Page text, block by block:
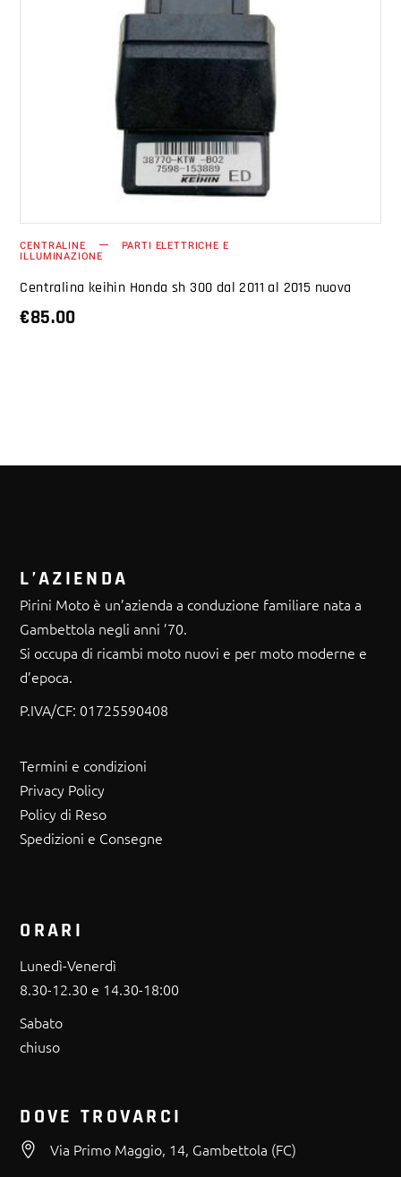
AGGIUNGI AL CARRELLO
CENTRALINE PARTI ELETTRICHE E
ILLUMINAZIONE
Centralina keihin Honda sh 300 dal 2011 al 2015 nuova
€85.00
L’AZIENDA
Pirini Moto è un’azienda a conduzione familiare nata a
Gambettola negli anni ’70.
Si occupa di ricambi moto nuovi e per moto moderne e
d’epoca.
P.IVA/CF: 01725590408
Termini e condizioni
Privacy Policy
Policy di Reso
Spedizioni e Consegne
ORARI
Lunedì-Venerdì
8.30-12.30 e 14.30-18:00
Sabato
chiuso
DOVE TROVARCI
Via Primo Maggio, 14, Gambettola (FC)